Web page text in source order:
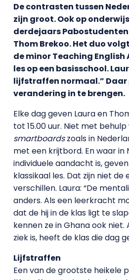
De contrasten tussen
zijn groot. Ook op
derdejaars Pabostudenten
Thom Brekoo. Het duo
de minor Teaching English
les op een basisschool.
lijfstraffen normaal.” Daar
verandering in te brengen.
Elke dag geven Laura en
tot 15.00 uur. Niet met
smartboardszoals in
met een krijtbord. En waar in
individuele aandacht is,
klassikaal les. Dat zijn niet de
verschillen. Laura: “De
anders. Als een leerkracht
dat de hij in de klas ligt te
kennen ze in Ghana ook
ziek is, heeft de klas die dag
Lijfstraffen
Een van de grootste heikele